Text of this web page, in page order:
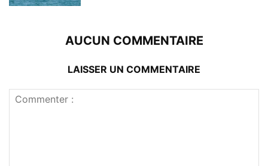
AUCUN COMMENTAIRE
LAISSER UN COMMENTAIRE